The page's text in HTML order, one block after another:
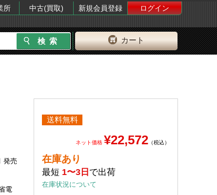
所 中古(買取) 新規会員登録
ログイン
カート
発売
電
送料無料
ネット価格 ¥22,572 （税込）
在庫あり
最短 1〜3日 で出荷
在庫状況について